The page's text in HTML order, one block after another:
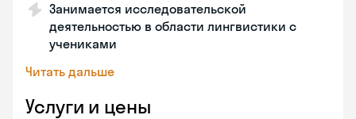
Занимается исследовательской
деятельностью в области лингвистики с
учениками
Читать дальше
Услуги и цены